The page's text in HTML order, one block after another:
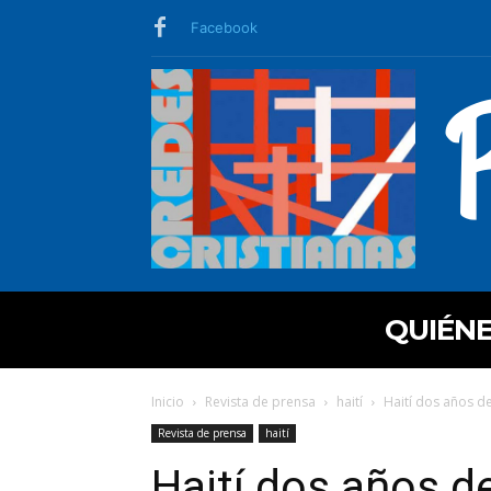
Facebook
Inicio Revista de prensa haití Haití dos años
Revista de prensa haití